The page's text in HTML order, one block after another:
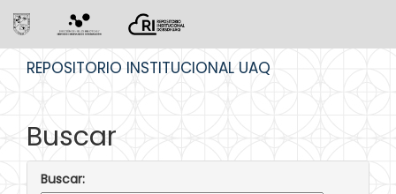
REPOSITORIO INSTITUCIONAL UAQ
Buscar
Buscar: